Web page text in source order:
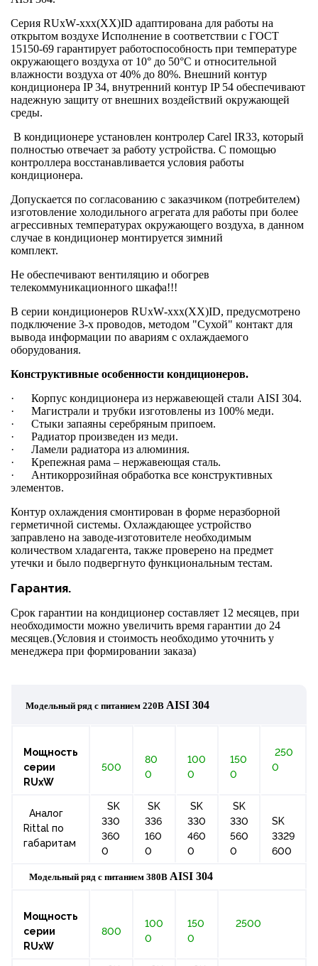
Серия RUxW-xxx(XX)ID адаптирована для работы на
открытом воздухе Исполнение в соответствии с ГОСТ
15150-69 гарантирует работоспособность при температуре
окружающего воздуха от 10° до 50°С и относительной
влажности воздуха от 40% до 80%. Внешний контур
кондиционера IP 34, внутренний контур IP 54 обеспечивают
надежную защиту от внешних воздействий окружающей
среды.
В кондиционере установлен контролер Carel IR33, который
полностью отвечает за работу устройства. С помощью
контроллера восстанавливается условия работы
кондиционера.
Допускается по согласованию с заказчиком (потребителем)
изготовление холодильного агрегата для работы при более
агрессивных температурах окружающего воздуха, в данном
случае в кондиционер монтируется зимний
комплект.
Не обеспечивают вентиляцию и обогрев
телекоммуникационного шкафа!!!
В серии кондиционеров RUxW-xxx(XX)ID, предусмотрено
подключение 3-х проводов, методом "Сухой" контакт для
вывода информации по авариям с охлаждаемого
оборудования.
Конструктивные особенности кондиционеров.
· Корпус кондиционера из нержавеющей стали AISI 304.
· Магистрали и трубки изготовлены из 100% меди.
· Стыки запаяны серебряным припоем.
· Радиатор произведен из меди.
· Ламели радиатора из алюминия.
· Крепежная рама – нержавеющая сталь.
· Антикоррозийная обработка все конструктивных
элементов.
Контур охлаждения смонтирован в форме неразборной
герметичной системы. Охлаждающее устройство
заправлено на заводе-изготовителе необходимым
количеством хладагента, также проверено на предмет
утечки и было подвергнуто функциональным тестам.
Гарантия.
Срок гарантии на кондиционер составляет 12 месяцев, при
необходимости можно увеличить время гарантии до 24
месяцев.(Условия и стоимость необходимо уточнить у
менеджера при формировании заказа)
Модельный ряд с питанием 220В AISI 304
Мощность
серии
RUxW
500
80
0
100
0
150
0
250
0
Аналог
Rittal по
габаритам
SK
330
360
0
SK
336
160
0
SK
330
460
0
SK
330
560
0
SK
3329
600
Модельный ряд с питанием 380В AISI 304
Мощность
серии
RUxW
800
100
0
150
0
2500